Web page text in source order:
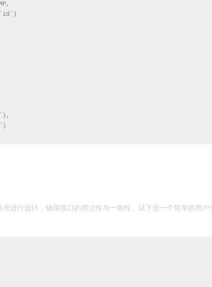
进行设计，确保接口的简洁性与一致性。以下是一个简单的用户